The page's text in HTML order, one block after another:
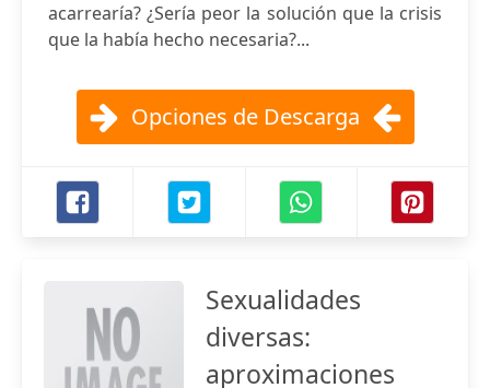
acarrearía? ¿Sería peor la solución que la crisis
que la había hecho necesaria?...
Opciones de Descarga
Sexualidades
diversas:
aproximaciones